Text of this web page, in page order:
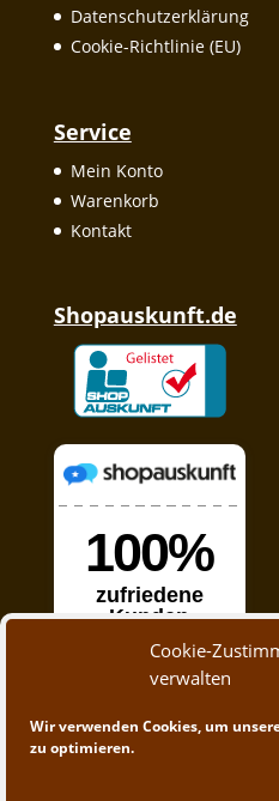
Cookie-
verwalten
Wir verwenden Cookies, um
zu optimieren.
Datenschutzerklärung
Cookie-Richtlinie (EU)
Service
Mein Konto
Warenkorb
Kontakt
Shopauskunft.de